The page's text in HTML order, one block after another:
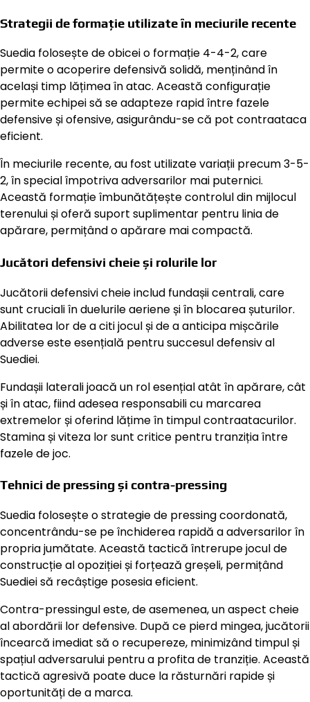
Strategii de formație utilizate în meciurile recente
Suedia folosește de obicei o formație 4-4-2, care
permite o acoperire defensivă solidă, menținând în
același timp lățimea în atac. Această configurație
permite echipei să se adapteze rapid între fazele
defensive și ofensive, asigurându-se că pot contraataca
eficient.
În meciurile recente, au fost utilizate variații precum 3-5-
2, în special împotriva adversarilor mai puternici.
Această formație îmbunătățește controlul din mijlocul
terenului și oferă suport suplimentar pentru linia de
apărare, permițând o apărare mai compactă.
Jucători defensivi cheie și rolurile lor
Jucătorii defensivi cheie includ fundașii centrali, care
sunt cruciali în duelurile aeriene și în blocarea șuturilor.
Abilitatea lor de a citi jocul și de a anticipa mișcările
adverse este esențială pentru succesul defensiv al
Suediei.
Fundașii laterali joacă un rol esențial atât în apărare, cât
și în atac, fiind adesea responsabili cu marcarea
extremelor și oferind lățime în timpul contraatacurilor.
Stamina și viteza lor sunt critice pentru tranziția între
fazele de joc.
Tehnici de pressing și contra-pressing
Suedia folosește o strategie de pressing coordonată,
concentrându-se pe închiderea rapidă a adversarilor în
propria jumătate. Această tactică întrerupe jocul de
construcție al opoziției și forțează greșeli, permițând
Suediei să recâștige posesia eficient.
Contra-pressingul este, de asemenea, un aspect cheie
al abordării lor defensive. După ce pierd mingea, jucătorii
încearcă imediat să o recupereze, minimizând timpul și
spațiul adversarului pentru a profita de tranziție. Această
tactică agresivă poate duce la răsturnări rapide și
oportunități de a marca.